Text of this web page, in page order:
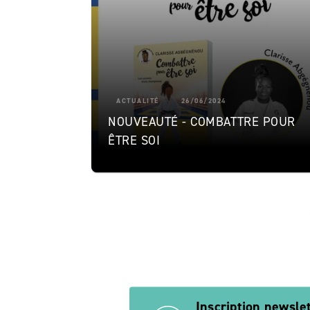
ACTUALITÉ 26/06/2024
NOUVEAUTÉ - COMBATTRE POUR
ÊTRE SOI